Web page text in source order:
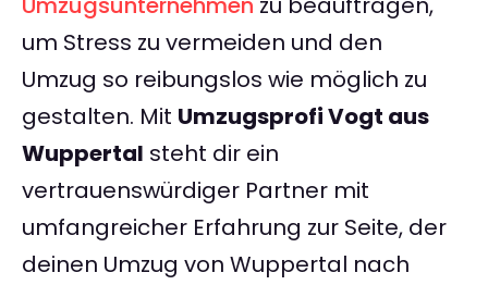
um Stress zu vermeiden und den
Umzug so reibungslos wie möglich zu
gestalten. Mit Umzugsprofi Vogt aus
Wuppertal steht dir ein
vertrauenswürdiger Partner mit
umfangreicher Erfahrung zur Seite, der
deinen Umzug von Wuppertal nach